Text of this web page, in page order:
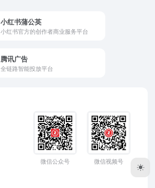
小红书蒲公英
小红书官方的创作者商业服务平台
腾讯广告
全链路智能投放平台
微信公众号 微信视频号